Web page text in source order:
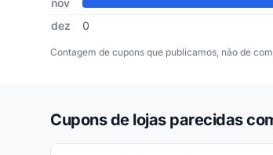
nov
dez
0
Contagem de cupons que publicamos, não de
Cupons de lojas parecidas